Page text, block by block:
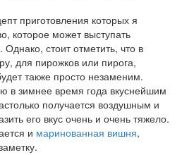
приготовления которых я
которое может выступать
стоит отметить, что в
для пирожков или пирога,
также просто незаменим.
в зимнее время года вкуснейшим
получается воздушным и
его вкус очень и очень тяжело.
и маринованная вишня,